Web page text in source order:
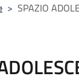
> SPAZIO